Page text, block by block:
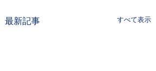
最新記事 すべて表示